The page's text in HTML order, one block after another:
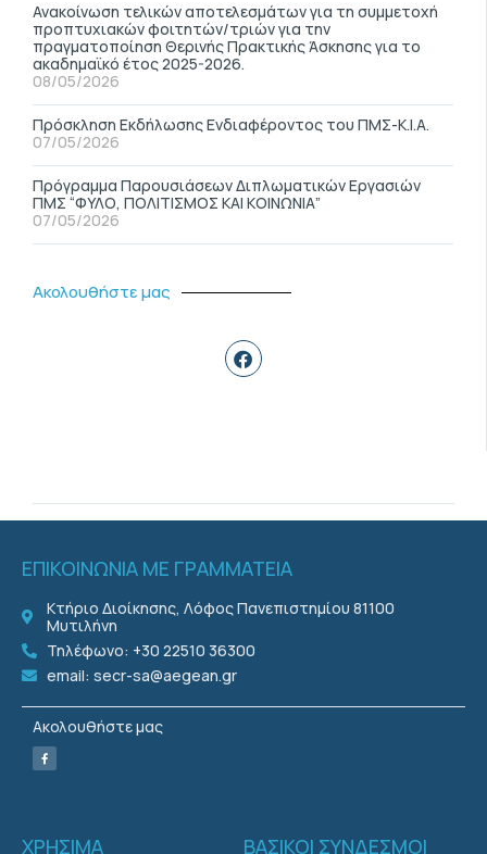
Ανακοίνωση τελικών αποτελεσμάτων για τη συμμετοχή
προπτυχιακών φοιτητών/τριών για την
πραγματοποίηση Θερινής Πρακτικής Άσκησης για το
ακαδημαϊκό έτος 2025-2026.
08/05/2026
Πρόσκληση Εκδήλωσης Ενδιαφέροντος του ΠΜΣ-Κ.Ι.Α.
07/05/2026
Πρόγραμμα Παρουσιάσεων Διπλωματικών Εργασιών
ΠΜΣ “ΦΥΛΟ, ΠΟΛΙΤΙΣΜΟΣ ΚΑΙ ΚΟΙΝΩΝΙΑ”
07/05/2026
Ακολουθήστε μας
ΕΠΙΚΟΙΝΩΝΙΑ ΜΕ ΓΡΑΜΜΑΤΕΙΑ
Κτήριο Διοίκησης, Λόφος Πανεπιστημίου 81100
Μυτιλήνη
Τηλέφωνο: +30 22510 36300
email: secr-sa@aegean.gr
Ακολουθήστε μας
ΧΡΗΣΙΜΑ ΒΑΣΙΚΟΙ ΣΥΝΔΕΣΜΟΙ